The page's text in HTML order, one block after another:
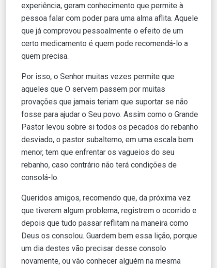
experiência, geram conhecimento que permite à
pessoa falar com poder para uma alma aflita. Aquele
que já comprovou pessoalmente o efeito de um
certo medicamento é quem pode recomendá-lo a
quem precisa.
Por isso, o Senhor muitas vezes permite que
aqueles que O servem passem por muitas
provações que jamais teriam que suportar se não
fosse para ajudar o Seu povo. Assim como o Grande
Pastor levou sobre si todos os pecados do rebanho
desviado, o pastor subalterno, em uma escala bem
menor, tem que enfrentar os vagueios do seu
rebanho, caso contrário não terá condições de
consolá-lo.
Queridos amigos, recomendo que, da próxima vez
que tiverem algum problema, registrem o ocorrido e
depois que tudo passar reflitam na maneira como
Deus os consolou. Guardem bem essa lição, porque
um dia destes vão precisar desse consolo
novamente, ou vão conhecer alguém na mesma